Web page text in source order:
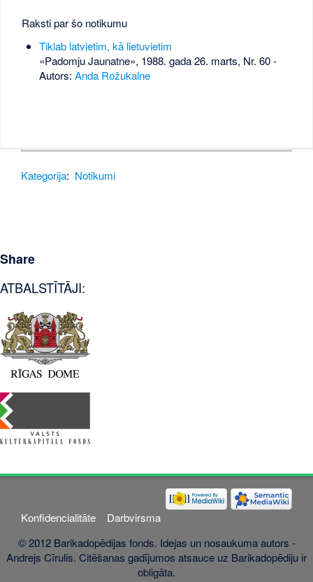
Raksti par šo notikumu
Tiklab latvietim, kā lietuvietim
«Padomju Jaunatne», 1988. gada 26. marts, Nr. 60-
Autors: Anda Rožukalne
Kategorija: Notikumi
Share
ATBALSTĪTĀJI:
Konfidencialitāte
Darbvirsma
© 2012 Barikadopēdijas fonds. Idejas un nosaukuma autors -
Andrejs Cīrulis. Citēšanas gadījumos atsauce uz Barikadopēdiju ir
obligāta.